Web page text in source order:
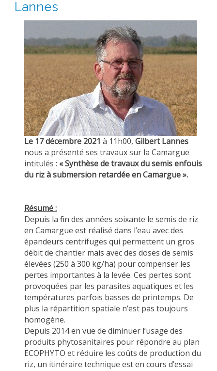
Lannes
Le 17 décembre 2021 à 11h00, Gilbert Lannes
nous a présenté ses travaux sur la Camargue
intitulés : « Synthèse de travaux du semis enfouis
du riz à submersion retardée en Camargue ».
Résumé :
Depuis la fin des années soixante le semis de riz
en Camargue est réalisé dans l’eau avec des
épandeurs centrifuges qui permettent un gros
débit de chantier mais avec des doses de semis
élevées (250 à 300 kg/ha) pour compenser les
pertes importantes à la levée. Ces pertes sont
provoquées par les parasites aquatiques et les
températures parfois basses de printemps. De
plus la répartition spatiale n’est pas toujours
homogène.
Depuis 2014 en vue de diminuer l’usage des
produits phytosanitaires pour répondre au plan
ECOPHYTO et réduire les coûts de production du
riz, un itinéraire technique est en cours d’essai